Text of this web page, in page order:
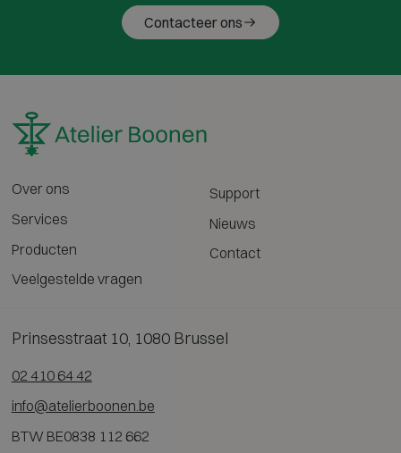
Contacteer ons
Over ons
Services
Producten
Veelgestelde vragen
Support
Nieuws
Contact
Prinsesstraat 10, 1080 Brussel
02 410 64 42
info@atelierboonen.be
BTW BE0838 112 662